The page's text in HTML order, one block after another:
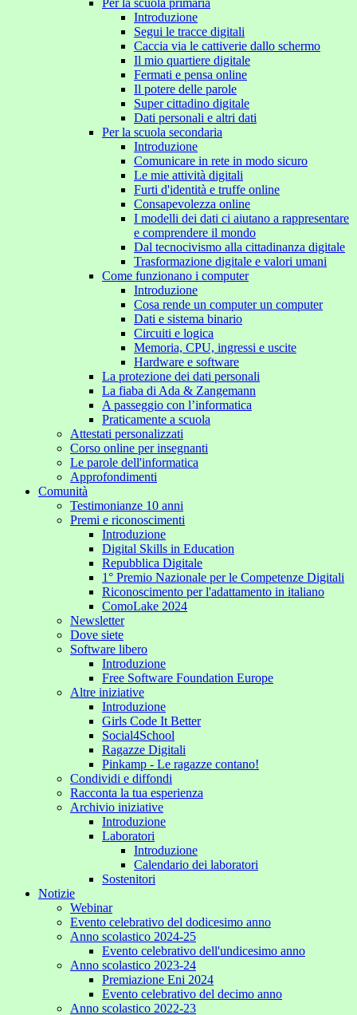
Per la scuola primaria
Introduzione
Segui le tracce digitali
Caccia via le cattiverie dallo schermo
Il mio quartiere digitale
Fermati e pensa online
Il potere delle parole
Super cittadino digitale
Dati personali e altri dati
Per la scuola secondaria
Introduzione
Comunicare in rete in modo sicuro
Le mie attività digitali
Furti d'identità e truffe online
Consapevolezza online
I modelli dei dati ci aiutano a rappresentare
e comprendere il mondo
Dal tecnocivismo alla cittadinanza digitale
Trasformazione digitale e valori umani
Come funzionano i computer
Introduzione
Cosa rende un computer un computer
Dati e sistema binario
Circuiti e logica
Memoria, CPU, ingressi e uscite
Hardware e software
La protezione dei dati personali
La fiaba di Ada & Zangemann
A passeggio con l’informatica
Praticamente a scuola
Attestati personalizzati
Corso online per insegnanti
Le parole dell'informatica
Approfondimenti
Comunità
Testimonianze 10 anni
Premi e riconoscimenti
Introduzione
Digital Skills in Education
Repubblica Digitale
1° Premio Nazionale per le Competenze Digitali
Riconoscimento per l'adattamento in italiano
ComoLake 2024
Newsletter
Dove siete
Software libero
Introduzione
Free Software Foundation Europe
Altre iniziative
Introduzione
Girls Code It Better
Social4School
Ragazze Digitali
Pinkamp - Le ragazze contano!
Condividi e diffondi
Racconta la tua esperienza
Archivio iniziative
Introduzione
Laboratori
Introduzione
Calendario dei laboratori
Sostenitori
Notizie
Webinar
Evento celebrativo del dodicesimo anno
Anno scolastico 2024-25
Evento celebrativo dell'undicesimo anno
Anno scolastico 2023-24
Premiazione Eni 2024
Evento celebrativo del decimo anno
Anno scolastico 2022-23